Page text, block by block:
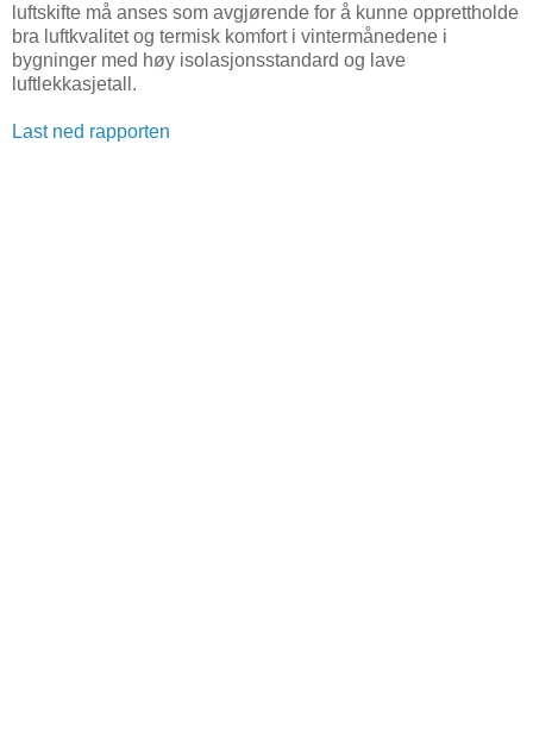
luftskifte må anses som avgjørende for å kunne opprettholde
bra luftkvalitet og termisk komfort i vintermånedene i
bygninger med høy isolasjonsstandard og lave
luftlekkasjetall.
Last ned rapporten